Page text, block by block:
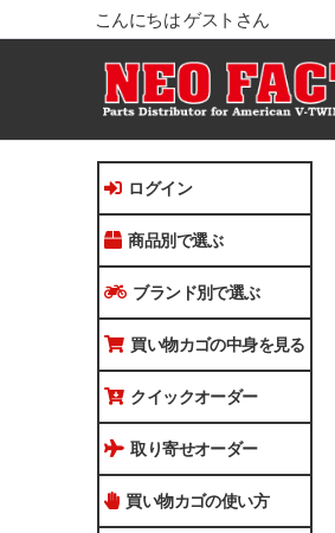
こんにちは ゲストさん
ログイン
商品別で選ぶ
ブランド別で選ぶ
買い物カゴの中身を見る
クイックオーダー
取り寄せオーダー
買い物カゴの使い方